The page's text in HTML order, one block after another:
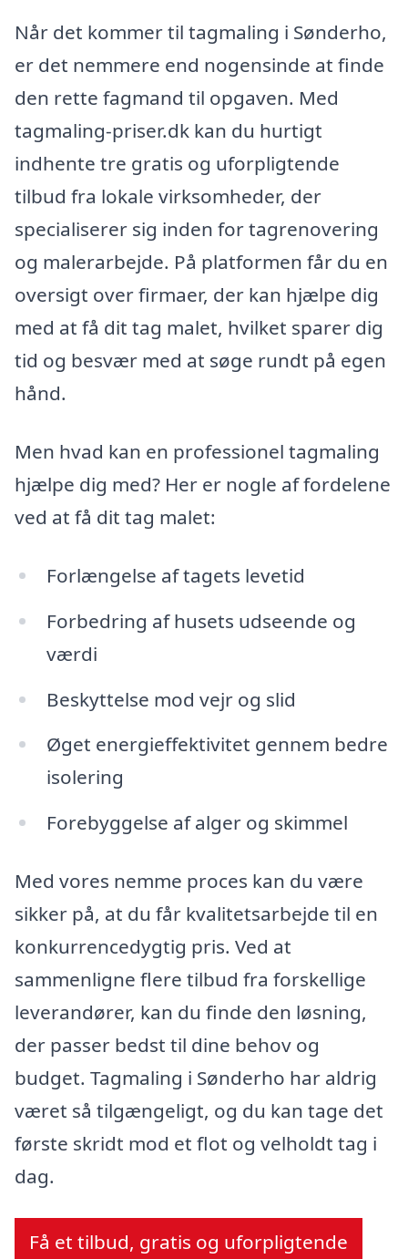
Når det kommer til tagmaling i Sønderho,
er det nemmere end nogensinde at finde
den rette fagmand til opgaven. Med
tagmaling-priser.dk kan du hurtigt
indhente tre gratis og uforpligtende
tilbud fra lokale virksomheder, der
specialiserer sig inden for tagrenovering
og malerarbejde. På platformen får du en
oversigt over firmaer, der kan hjælpe dig
med at få dit tag malet, hvilket sparer dig
tid og besvær med at søge rundt på egen
hånd.
Men hvad kan en professionel tagmaling
hjælpe dig med? Her er nogle af fordelene
ved at få dit tag malet:
Forlængelse af tagets levetid
Forbedring af husets udseende og
værdi
Beskyttelse mod vejr og slid
Øget energieffektivitet gennem bedre
isolering
Forebyggelse af alger og skimmel
Med vores nemme proces kan du være
sikker på, at du får kvalitetsarbejde til en
konkurrencedygtig pris. Ved at
sammenligne flere tilbud fra forskellige
leverandører, kan du finde den løsning,
der passer bedst til dine behov og
budget. Tagmaling i Sønderho har aldrig
været så tilgængeligt, og du kan tage det
første skridt mod et flot og velholdt tag i
dag.
Få et tilbud, gratis og uforpligtende